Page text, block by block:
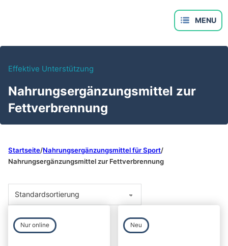
Nahrungsergänzungsmittel zur
Fettverbrennung
Effektive Unterstützung
Startseite/Nahrungsergänzungsmittel für Sport/
Nahrungsergänzungsmittel zur Fettverbrennung
Nur online Neu